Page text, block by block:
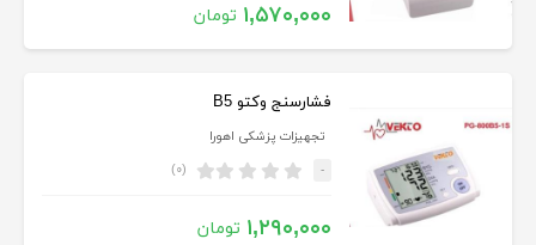
۱,۵۷۰,۰۰۰ تومان
فشارسنج وکتو B5
تجهیزات پزشکی اهورا
- (۰)
۱,۲۹۰,۰۰۰ تومان